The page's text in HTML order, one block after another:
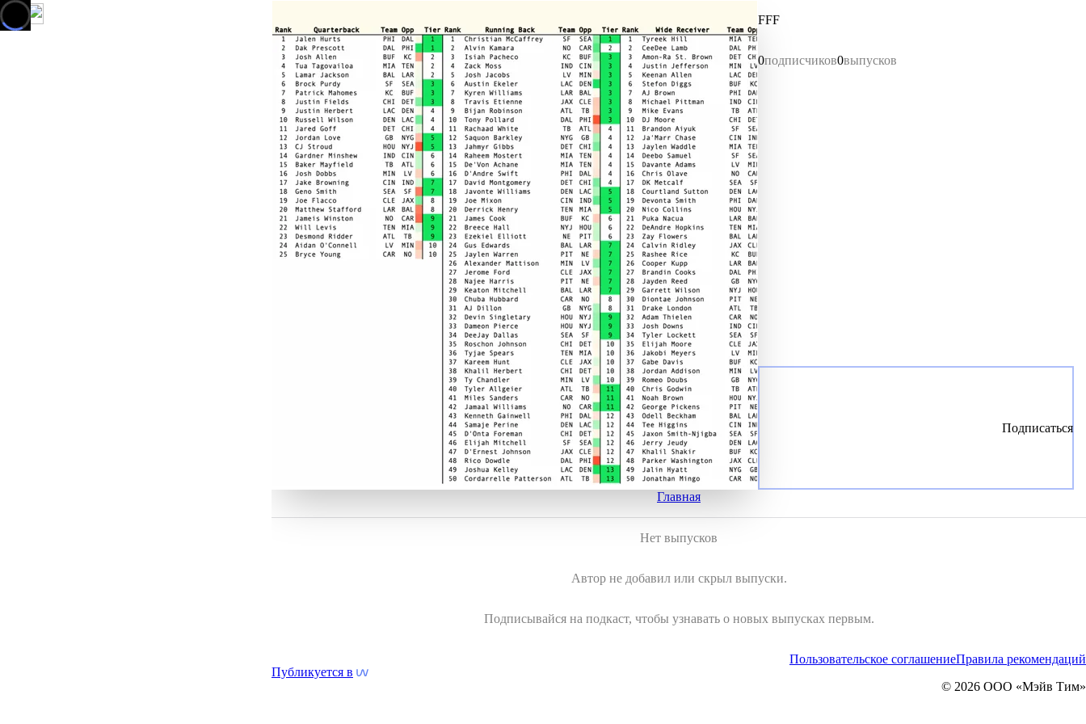
FFF
0подписчиков0выпусков
Подписаться
Главная
Нет выпусков
Автор не добавил или скрыл выпуски.
Подписывайся на подкаст, чтобы узнавать о новых выпусках первым.
Публикуется в
Пользовательское соглашениеПравила рекомендаций
© 2026 ООО «Мэйв Тим»